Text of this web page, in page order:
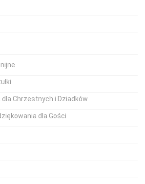
dla Chrzestnych i Dziadków
dla Gości